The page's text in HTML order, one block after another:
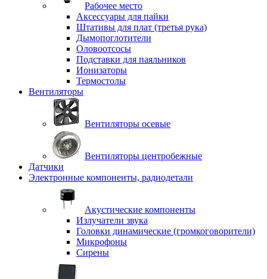
Рабочее место
Аксессуары для пайки
Штативы для плат (третья рука)
Дымопоглотители
Оловоотсосы
Подставки для паяльников
Ионизаторы
Термостолы
Вентиляторы
Вентиляторы осевые
Вентиляторы центробежные
Датчики
Электронные компоненты, радиодетали
Акустические компоненты
Излучатели звука
Головки динамические (громкоговорители)
Микрофоны
Сирены